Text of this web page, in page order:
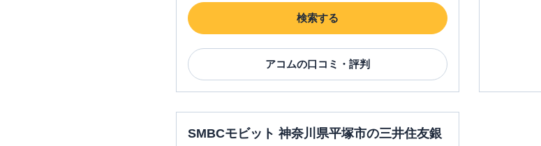
検索する
アコムの口コミ・評判
SMBCモビット 神奈川県平塚市の三井住友銀